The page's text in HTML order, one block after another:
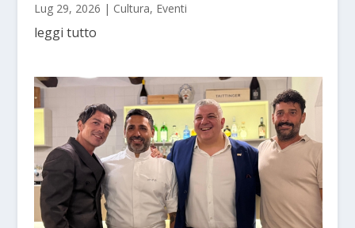
Lug 29, 2026 | Cultura, Eventi
leggi tutto